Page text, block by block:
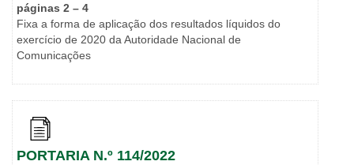
páginas 2 – 4
Fixa a forma de aplicação dos resultados líquidos do
exercício de 2020 da Autoridade Nacional de
Comunicações
PORTARIA N.º 114/2022